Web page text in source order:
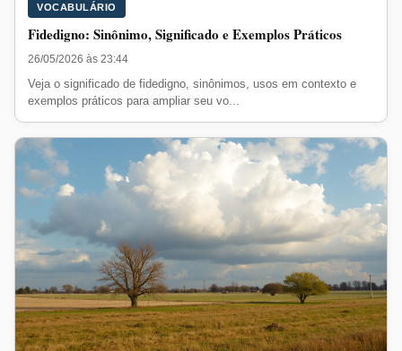
VOCABULÁRIO
Fidedigno: Sinônimo, Significado e Exemplos Práticos
26/05/2026 às 23:44
Veja o significado de fidedigno, sinônimos, usos em contexto e
exemplos práticos para ampliar seu vo...